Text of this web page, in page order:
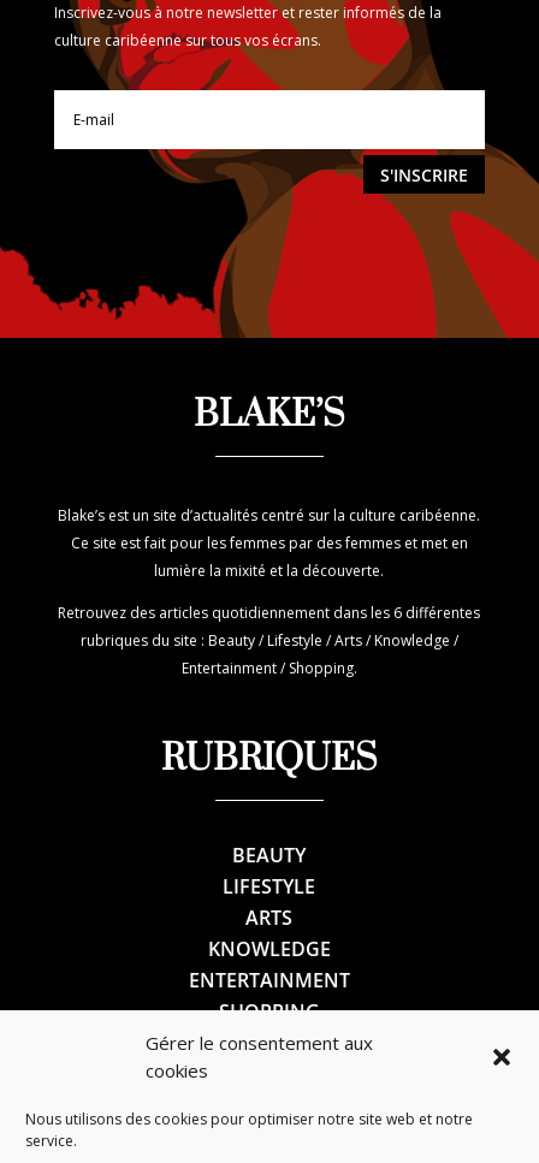
Gérer le consentement aux
cookies
Nous utilisons des cookies pour optimiser notre site web et notre
service.
Inscrivez-vous à notre newsletter et rester informés de la
culture caribéenne sur tous vos écrans.
S'INSCRIRE
BLAKE’S
Blake’s est un site d’actualités centré sur la culture caribéenne.
Ce site est fait pour les femmes par des femmes et met en
lumière la mixité et la découverte.
Retrouvez des articles quotidiennement dans les 6 différentes
rubriques du site : Beauty / Lifestyle / Arts / Knowledge /
Entertainment / Shopping.
RUBRIQUES
BEAUTY
LIFESTYLE
ARTS
KNOWLEDGE
ENTERTAINMENT
SHOPPING
SUIVEZ-NOUS